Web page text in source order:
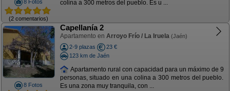
8 Fotos
(2 comentarios)
colina a 300 metros del pueblo. Es u ...
8 Fotos
Capellanía 2
Apartamento en Arroyo Frío / La Iruela (Jaén)
2-9 plazas
23 €
123 km de Jaén
Apartamento rural con capacidad para un máximo de 9
personas, situado en una colina a 300 metros del pueblo.
Es una zona muy tranquila, con ...